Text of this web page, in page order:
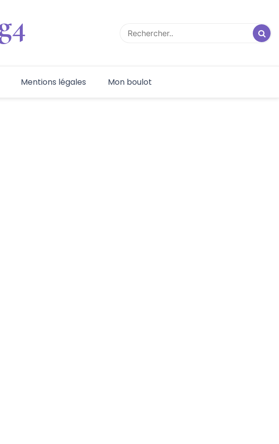
Mentions légales Mon boulot